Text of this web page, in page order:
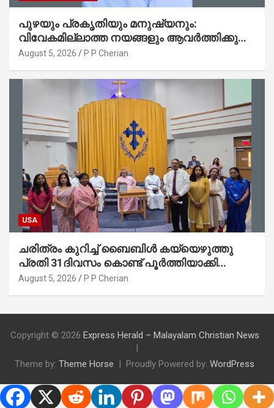
പുഴയും പ്രകൃതിയും മനുഷ്യനും:
വിവേകമില്ലാത്ത നയങ്ങളും ആവർത്തിക്കുന്ന
ദുരന്തങ്ങളും : റവ. ജെയിംസ് കെ.
August 5, 2026 P P Cherian
USA
ചരിത്രം കുറിച്ച് ബൈബിൾ കയ്യെഴുത്തു
പ്രതി 31ദിവസം കൊണ്ട് പൂർത്തിയാക്കി
മാർത്തോമ്മാ ചർച്ച് ഓഫ് ഡാളസ് ഫാർമേഴ്‌സ്
August 5, 2026 P P Cherian
Copyright © 2026 Express Herald – Malayalam Christian News
Theme by: Theme Horse Proudly Powered by: WordPress